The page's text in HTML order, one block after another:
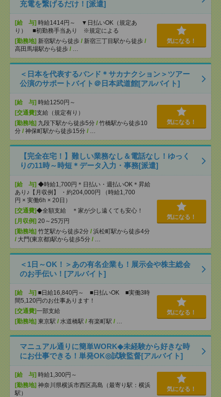
充電を繋げるだけ！[派遣]
[給 与] 時給1414円～ ▼日払いOK（規定あ
り） ■初勤務手当あり ※規定による
[勤務地] 新宿駅から徒歩 / 新宿三丁目駅から徒歩 /
高田馬場駅から徒歩 / …
気になる！
＜日本を代表するバンド＊サカナクション＞ツアー
公演のサポートバイト＠日本武道館[アルバイト]
[給 与] 時給1250円～
[交通費]支給（規定有り）
[勤務地] 九段下駅から徒歩5分 / 竹橋駅から徒歩10
分 / 神保町駅から徒歩15分 / …
気になる！
【完全在宅！】難しい業務なし＆電話なし！ゆっく
りの11時～時短＊データ入力・事務[派遣]
[給 与] ◆時給1,700円＊日払い・週払いOK＊昇給
あり♪【月収例】 ・約204,000円 （時給1,700
円 × 実働6h × 20日）
[交通費]◆全額支給 ＊家が少し遠くても安心！
[月収例] 20～25万円
[勤務地] 竹芝駅から徒歩2分 / 浜松町駅から徒歩4分
/ 大門(東京都)駅から徒歩5分 / …
気になる！
＜1日～OK！＞あの有名企業も！展示会や株主総会
のお手伝い！[アルバイト]
[給 与] ■日給16,840円～ ■日払いOK ■実働3時
間5,120円のお仕事あります！
[交通費]一部支給
[勤務地] 東京駅 / 水道橋駅 / 有楽町駅 / …
気になる！
マニュアル通りに簡単WORK◆未経験から好きな時
にお仕事できる！単発OK◎試験監督[アルバイト]
[給 与] 時給1,300円～
[勤務地] 神奈川県横浜市西区高島（最寄り駅：横浜
駅）
気になる！